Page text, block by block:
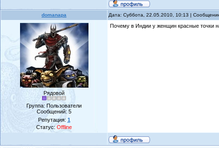
domanapa Дата: Суббота, 22.05.2010, 10:13 |
Рядовой
Группа: Пользователи
Сообщений: 5
Репутация: 1
Статус:Offline
Почему в Индии у женщин кpасные точки